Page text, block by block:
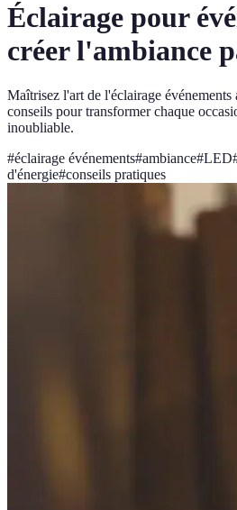
Éclairage pour
créer l'ambiance
Maîtrisez l'art de l'éclairage événements
conseils pour transformer chaque
inoubliable.
#éclairage événements#ambiance#LED
d'énergie#conseils pratiques